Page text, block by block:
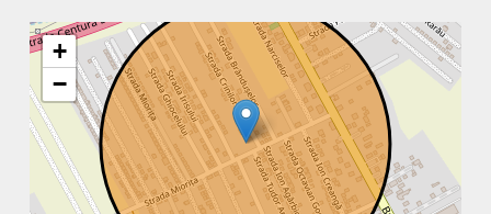
+
−